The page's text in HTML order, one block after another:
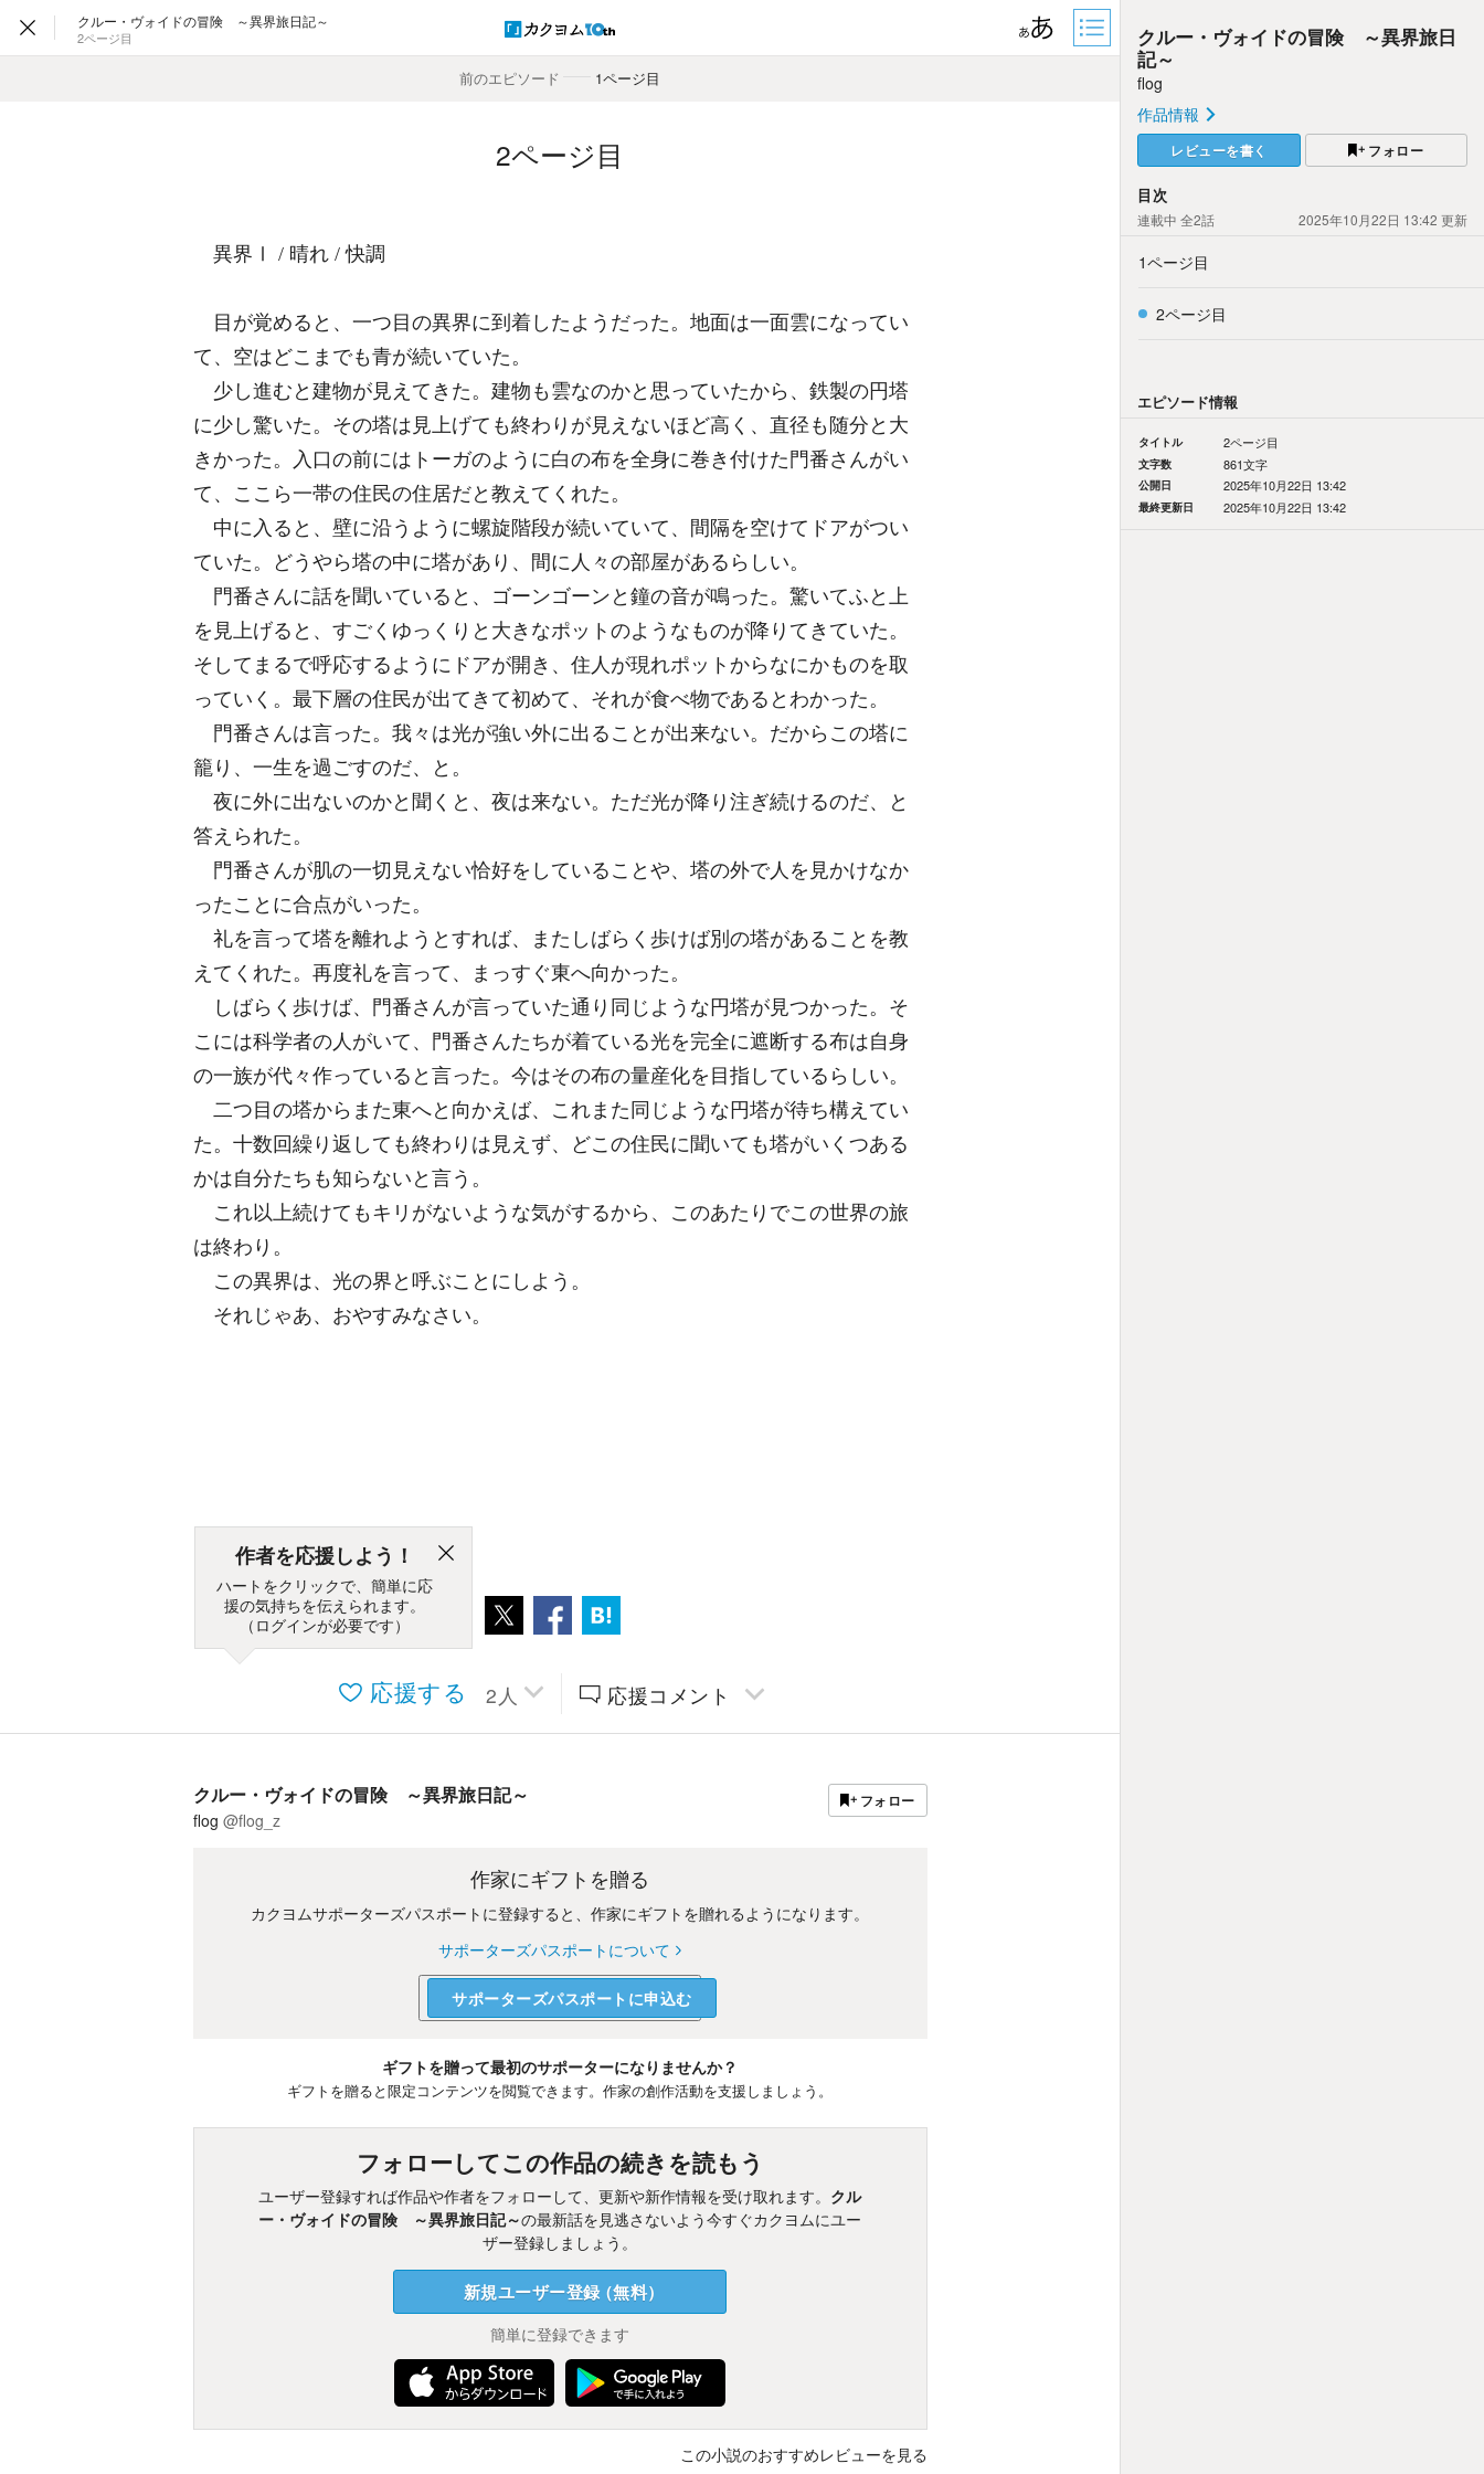
クルー・ヴォイドの冒険 ～異界旅日記～
2ページ目
前のエピソード
―― 1ページ目
2ページ目
異界Ⅰ / 晴れ / 快調
目が覚めると、一つ目の異界に到着したようだった。地面は一面雲になってい
て、空はどこまでも青が続いていた。
少し進むと建物が見えてきた。建物も雲なのかと思っていたから、鉄製の円塔
に少し驚いた。その塔は見上げても終わりが見えないほど高く、直径も随分と大
きかった。入口の前にはトーガのように白の布を全身に巻き付けた門番さんがい
て、ここら一帯の住民の住居だと教えてくれた。
中に入ると、壁に沿うように螺旋階段が続いていて、間隔を空けてドアがつい
ていた。どうやら塔の中に塔があり、間に人々の部屋があるらしい。
門番さんに話を聞いていると、ゴーンゴーンと鐘の音が鳴った。驚いてふと上
を見上げると、すごくゆっくりと大きなポットのようなものが降りてきていた。
そしてまるで呼応するようにドアが開き、住人が現れポットからなにかものを取
っていく。最下層の住民が出てきて初めて、それが食べ物であるとわかった。
門番さんは言った。我々は光が強い外に出ることが出来ない。だからこの塔に
籠り、一生を過ごすのだ、と。
夜に外に出ないのかと聞くと、夜は来ない。ただ光が降り注ぎ続けるのだ、と
答えられた。
門番さんが肌の一切見えない恰好をしていることや、塔の外で人を見かけなか
ったことに合点がいった。
礼を言って塔を離れようとすれば、またしばらく歩けば別の塔があることを教
えてくれた。再度礼を言って、まっすぐ東へ向かった。
しばらく歩けば、門番さんが言っていた通り同じような円塔が見つかった。そ
こには科学者の人がいて、門番さんたちが着ている光を完全に遮断する布は自身
の一族が代々作っていると言った。今はその布の量産化を目指しているらしい。
二つ目の塔からまた東へと向かえば、これまた同じような円塔が待ち構えてい
た。十数回繰り返しても終わりは見えず、どこの住民に聞いても塔がいくつある
かは自分たちも知らないと言う。
これ以上続けてもキリがないような気がするから、このあたりでこの世界の旅
は終わり。
この異界は、光の界と呼ぶことにしよう。
それじゃあ、おやすみなさい。
作者を応援しよう！
ハートをクリックで、簡単に応
援の気持ちを伝えられます。
（ログインが必要です）
応援する 2 人 応援コメント
クルー・ヴォイドの冒険 ～異界旅日記～
flog @flog_z
フォロー
作家にギフトを贈る
カクヨムサポーターズパスポートに登録すると、作家にギフトを贈れるようになります。
サポーターズパスポートについて
サポーターズパスポートに申込む
ギフトを贈って最初のサポーターになりませんか？
ギフトを贈ると限定コンテンツを閲覧できます。作家の創作活動を支援しましょう。
フォローしてこの作品の続きを読もう
ユーザー登録すれば作品や作者をフォローして、更新や新作情報を受け取れます。 クル
ー・ヴォイドの冒険 ～異界旅日記～の最新話を見逃さないよう今すぐカクヨムにユー
ザー登録しましょう。
新規ユーザー登録（無料）
簡単に登録できます
この小説のおすすめレビューを見る
クルー・ヴォイドの冒険 ～異界旅日
記～
flog
作品情報
レビューを書く フォロー
目次
連載中 全2話 2025年10月22日 13:42 更新
1ページ目
2ページ目
エピソード情報
タイトル 2ページ目
文字数 861文字
公開日 2025年10月22日 13:42
最終更新日 2025年10月22日 13:42